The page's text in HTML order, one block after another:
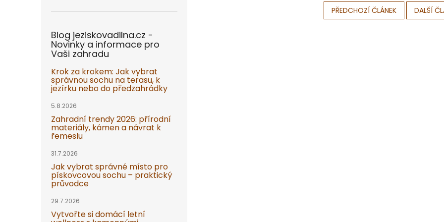
Blog jeziskovadilna.cz -
Novinky a informace pro
Vaši zahradu
Krok za krokem: Jak vybrat
správnou sochu na terasu, k
jezírku nebo do předzahrádky
5.8.2026
Zahradní trendy 2026: přírodní
materiály, kámen a návrat k
řemeslu
31.7.2026
Jak vybrat správné místo pro
pískovcovou sochu – praktický
průvodce
29.7.2026
Vytvořte si domácí letní
PŘEDCHOZÍ ČLÁNEK DALŠÍ